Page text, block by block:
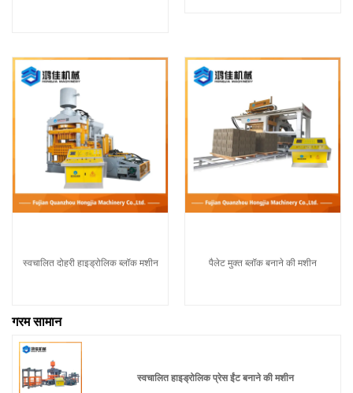
स्वचालित दोहरी हाइड्रोलिक ब्लॉक मशीन पैलेट मुक्त ब्लॉक बनाने की मशीन
गरम सामान
स्वचालित हाइड्रोलिक प्रेस ईंट बनाने की मशीन